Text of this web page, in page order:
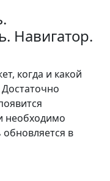
Навигатор.
когда и какой
необходимо
обновляется в